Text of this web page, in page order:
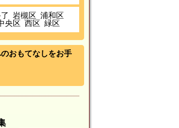
岩槻区 浦和区
央区 西区 緑区
おもてなしをお手